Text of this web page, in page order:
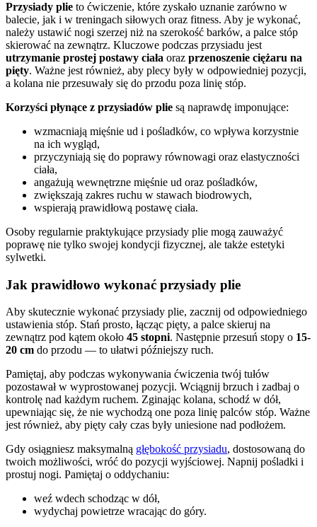
Przysiady plie to ćwiczenie, które zyskało uznanie zarówno w
balecie, jak i w treningach siłowych oraz fitness. Aby je wykonać,
należy ustawić nogi szerzej niż na szerokość barków, a palce stóp
skierować na zewnątrz. Kluczowe podczas przysiadu jest
utrzymanie prostej postawy ciała oraz przenoszenie ciężaru na
pięty. Ważne jest również, aby plecy były w odpowiedniej pozycji,
a kolana nie przesuwały się do przodu poza linię stóp.
Korzyści płynące z przysiadów plie są naprawdę imponujące:
wzmacniają mięśnie ud i pośladków, co wpływa korzystnie
na ich wygląd,
przyczyniają się do poprawy równowagi oraz elastyczności
ciała,
angażują wewnętrzne mięśnie ud oraz pośladków,
zwiększają zakres ruchu w stawach biodrowych,
wspierają prawidłową postawę ciała.
Osoby regularnie praktykujące przysiady plie mogą zauważyć
poprawę nie tylko swojej kondycji fizycznej, ale także estetyki
sylwetki.
Jak prawidłowo wykonać przysiady plie
Aby skutecznie wykonać przysiady plie, zacznij od odpowiedniego
ustawienia stóp. Stań prosto, łącząc pięty, a palce skieruj na
zewnątrz pod kątem około 45 stopni. Następnie przesuń stopy o 15-
20 cm do przodu — to ułatwi późniejszy ruch.
Pamiętaj, aby podczas wykonywania ćwiczenia twój tułów
pozostawał w wyprostowanej pozycji. Wciągnij brzuch i zadbaj o
kontrolę nad każdym ruchem. Zginając kolana, schodź w dół,
upewniając się, że nie wychodzą one poza linię palców stóp. Ważne
jest również, aby pięty cały czas były uniesione nad podłożem.
Gdy osiągniesz maksymalną głębokość przysiadu, dostosowaną do
twoich możliwości, wróć do pozycji wyjściowej. Napnij pośladki i
prostuj nogi. Pamiętaj o oddychaniu:
weź wdech schodząc w dół,
wydychaj powietrze wracając do góry.